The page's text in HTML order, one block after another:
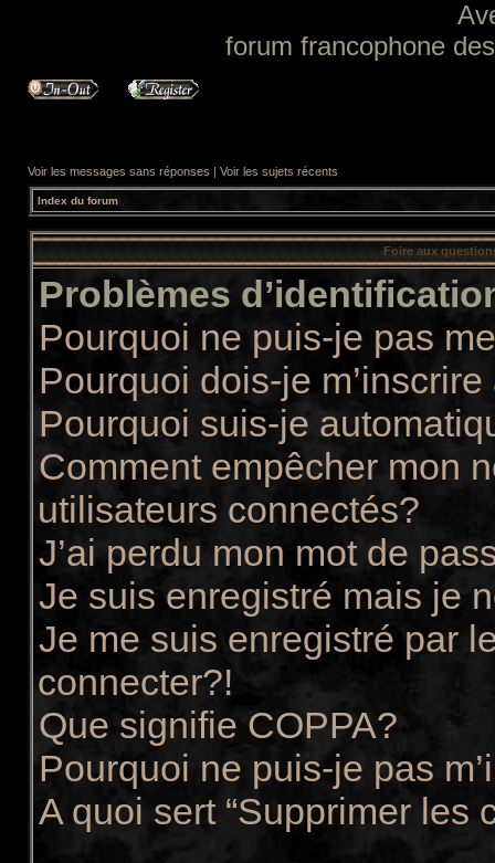
forum francophone
Voir les messages sans réponses | Voir les sujets récents
Index du forum
Foire aux
Problèmes
Pourquoi ne puis-je pas
Pourquoi dois-je
Pourquoi suis-je
Comment empêcher mon
utilisateurs connectés?
J’ai perdu mon mot de
Je suis enregistré mais je
Je me suis enregistré par
connecter?!
Que signifie COPPA?
Pourquoi ne puis-je pas
A quoi sert “Supprimer les